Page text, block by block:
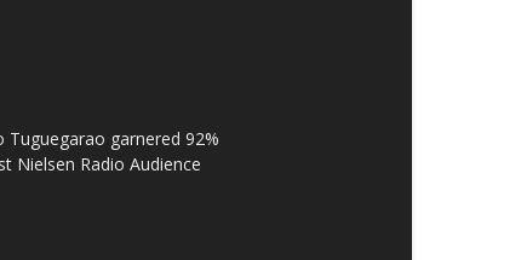
garnered 92%
Nielsen Radio Audience